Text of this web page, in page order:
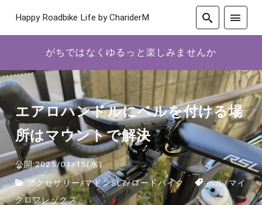
Happy Roadbike Life by ChariderM
がちではなくゆるっと楽しみませんか
エアロハンドルにベルを付ける場
所はマウントで解決
公開:2025/01/15(水)
アクセサリー/マドンSL7/ロードバイク ベル/マイ
クロフレックス